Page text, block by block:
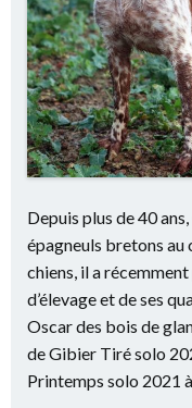
Depuis plus de 40
épagneuls bretons au
chiens, il a
d’élevage et de ses
Oscar des bois de
de Gibier Tiré solo
Printemps solo 2021 à